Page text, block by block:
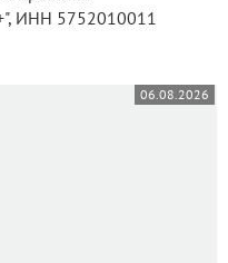
ИНН 5752010011
06.08.2026